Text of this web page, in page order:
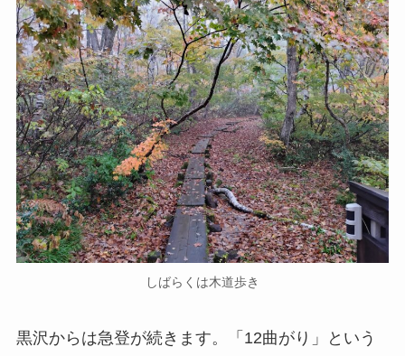
しばらくは木道歩き
黒沢からは急登が続きます。「12曲がり」という